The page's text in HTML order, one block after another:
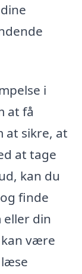
i
at få
at sikre, at
at tage
kan du
finde
eller din
være